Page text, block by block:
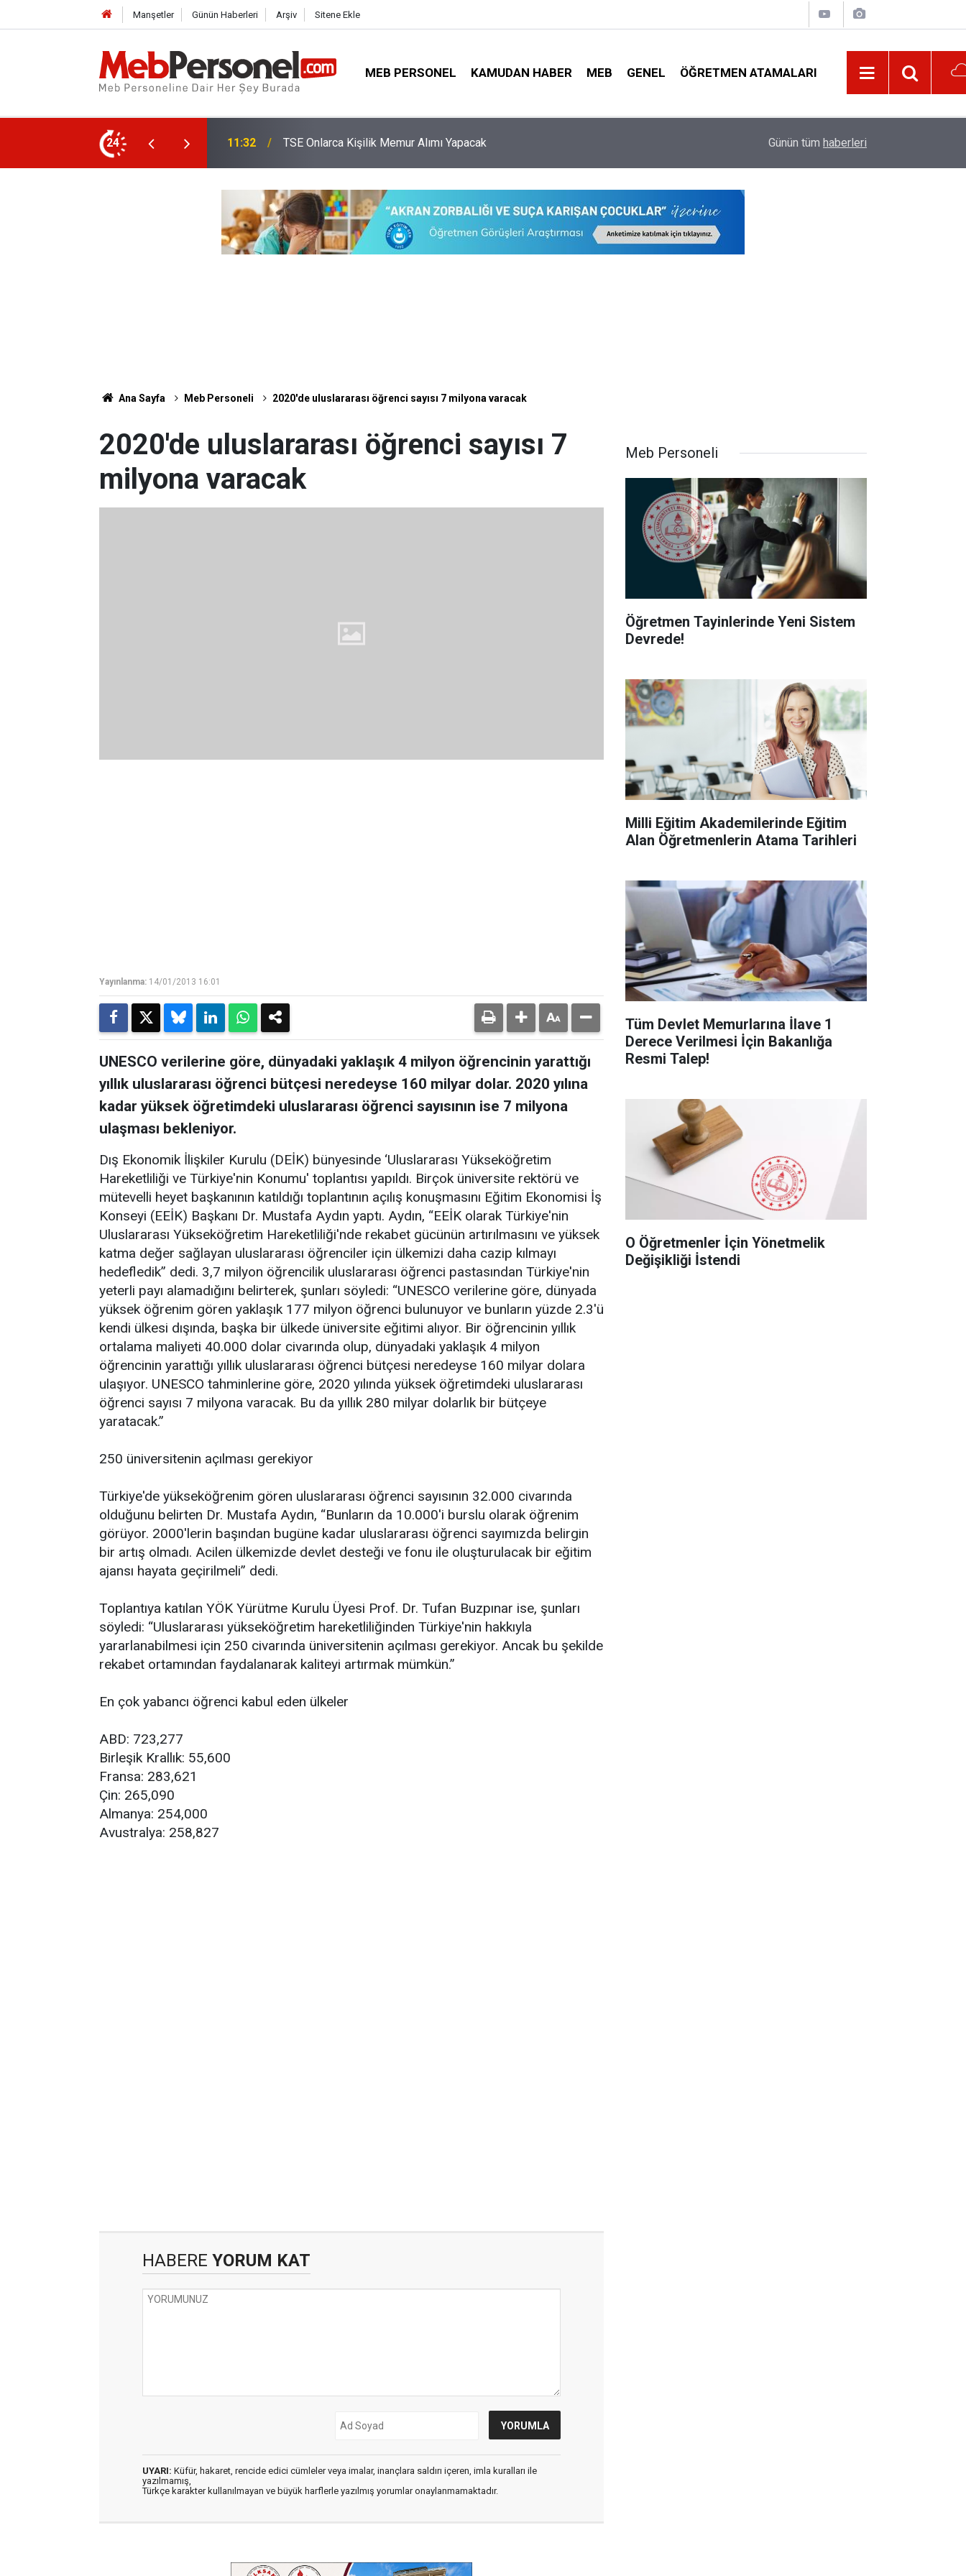
Manşetler Günün Haberleri Arşiv Sitene Ekle
MEB PERSONEL KAMUDAN HABER MEB GENEL ÖĞRETMEN ATAMALARI
24 11:02 Öğretmenler İçin İmzalana En Yüksek 5 Promosyon Anlaşması Öğrenci Affından Kimler Yararlanacak, Kimler
Günün tüm haberleri
Ana Sayfa Meb Personeli 2020'de uluslararası öğrenci sayısı 7 milyona varacak
2020'de uluslararası öğrenci sayısı 7
milyona varacak
Yayınlanma: 14/01/2013 16:01
UNESCO verilerine göre, dünyadaki yaklaşık 4 milyon öğrencinin yarattığı
yıllık uluslararası öğrenci bütçesi neredeyse 160 milyar dolar. 2020 yılına
kadar yüksek öğretimdeki uluslararası öğrenci sayısının ise 7 milyona
ulaşması bekleniyor.
Dış Ekonomik İlişkiler Kurulu (DEİK) bünyesinde ‘Uluslararası Yükseköğretim
Hareketliliği ve Türkiye'nin Konumu' toplantısı yapıldı. Birçok üniversite rektörü ve
mütevelli heyet başkanının katıldığı toplantının açılış konuşmasını Eğitim Ekonomisi İş
Konseyi (EEİK) Başkanı Dr. Mustafa Aydın yaptı. Aydın, “EEİK olarak Türkiye'nin
Uluslararası Yükseköğretim Hareketliliği'nde rekabet gücünün artırılmasını ve yüksek
katma değer sağlayan uluslararası öğrenciler için ülkemizi daha cazip kılmayı
hedefledik” dedi. 3,7 milyon öğrencilik uluslararası öğrenci pastasından Türkiye'nin
yeterli payı alamadığını belirterek, şunları söyledi: “UNESCO verilerine göre, dünyada
yüksek öğrenim gören yaklaşık 177 milyon öğrenci bulunuyor ve bunların yüzde 2.3'ü
kendi ülkesi dışında, başka bir ülkede üniversite eğitimi alıyor. Bir öğrencinin yıllık
ortalama maliyeti 40.000 dolar civarında olup, dünyadaki yaklaşık 4 milyon
öğrencinin yarattığı yıllık uluslararası öğrenci bütçesi neredeyse 160 milyar dolara
ulaşıyor. UNESCO tahminlerine göre, 2020 yılında yüksek öğretimdeki uluslararası
öğrenci sayısı 7 milyona varacak. Bu da yıllık 280 milyar dolarlık bir bütçeye
yaratacak.”
250 üniversitenin açılması gerekiyor
Türkiye'de yükseköğrenim gören uluslararası öğrenci sayısının 32.000 civarında
olduğunu belirten Dr. Mustafa Aydın, “Bunların da 10.000'i burslu olarak öğrenim
görüyor. 2000'lerin başından bugüne kadar uluslararası öğrenci sayımızda belirgin
bir artış olmadı. Acilen ülkemizde devlet desteği ve fonu ile oluşturulacak bir eğitim
ajansı hayata geçirilmeli” dedi.
Toplantıya katılan YÖK Yürütme Kurulu Üyesi Prof. Dr. Tufan Buzpınar ise, şunları
söyledi: “Uluslararası yükseköğretim hareketliliğinden Türkiye'nin hakkıyla
yararlanabilmesi için 250 civarında üniversitenin açılması gerekiyor. Ancak bu şekilde
rekabet ortamından faydalanarak kaliteyi artırmak mümkün.”
En çok yabancı öğrenci kabul eden ülkeler
ABD: 723,277
Birleşik Krallık: 55,600
Fransa: 283,621
Çin: 265,090
Almanya: 254,000
Avustralya: 258,827
HABERE YORUM KAT
UYARI: Küfür, hakaret, rencide edici cümleler veya imalar, inançlara saldırı içeren, imla kuralları ile
yazılmamış,
Türkçe karakter kullanılmayan ve büyük harflerle yazılmış yorumlar onaylanmamaktadır.
Meb Personeli
Öğretmen Tayinlerinde Yeni Sistem
Devrede!
Milli Eğitim Akademilerinde Eğitim
Alan Öğretmenlerin Atama Tarihleri
Tüm Devlet Memurlarına İlave 1
Derece Verilmesi İçin Bakanlığa
Resmi Talep!
O Öğretmenler İçin Yönetmelik
Değişikliği İstendi